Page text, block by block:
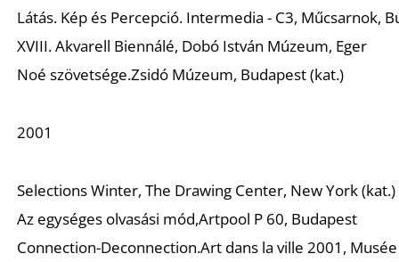
Látás. Kép és Percepció. Intermedia - C3, Műcsarnok,
XVIII. Akvarell Biennálé, Dobó István Múzeum, Eger
Noé szövetsége.Zsidó Múzeum, Budapest (kat.)
2001
Selections Winter, The Drawing Center, New York (kat.)
Az egységes olvasási mód,Artpool P 60, Budapest
Connection-Deconnection.Art dans la ville 2001,